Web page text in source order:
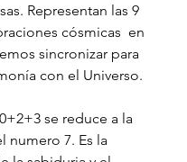
Representan las 9
cósmicas  en
sincronizar para
con el Universo.
se reduce a la
numero 7. Es la